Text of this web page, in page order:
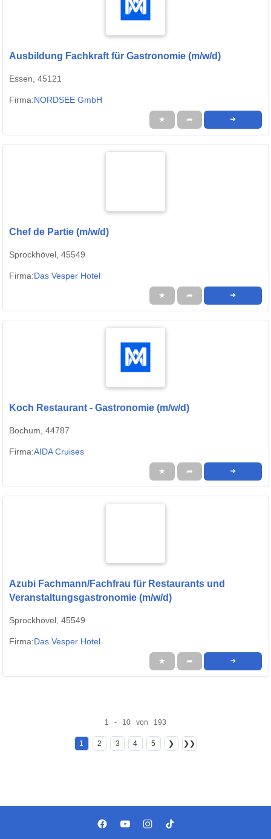
Ausbildung Fachkraft für Gastronomie (m/w/d)
Essen, 45121
Firma:NORDSEE GmbH
★ ➦ ➜
Chef de Partie (m/w/d)
Sprockhövel, 45549
Firma:Das Vesper Hotel
★ ➦ ➜
Koch Restaurant - Gastronomie (m/w/d)
Bochum, 44787
Firma:AIDA Cruises
★ ➦ ➜
Azubi Fachmann/Fachfrau für Restaurants und
Veranstaltungsgastronomie (m/w/d)
Sprockhövel, 45549
Firma:Das Vesper Hotel
★ ➦ ➜
1 - 10 von 193
1 2 3 4 5 ❯ ❯❯